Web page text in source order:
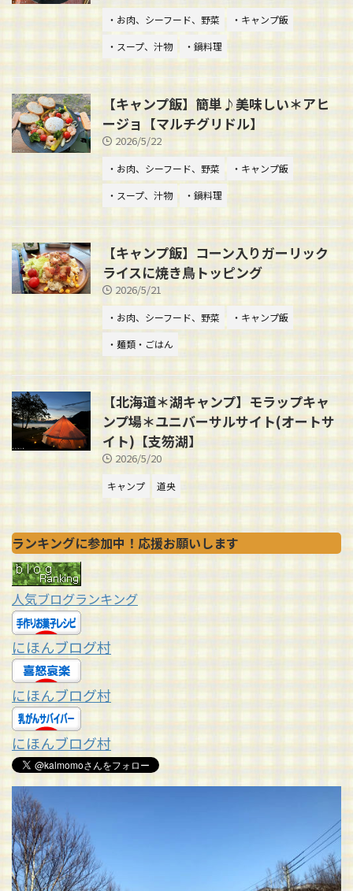
・お肉、シーフード、野菜
・キャンプ飯
・スープ、汁物
・鍋料理
【キャンプ飯】簡単♪美味しい＊アヒ
ージョ【マルチグリドル】
2026/5/22
・お肉、シーフード、野菜
・キャンプ飯
・スープ、汁物
・鍋料理
【キャンプ飯】コーン入りガーリック
ライスに焼き鳥トッピング
2026/5/21
・お肉、シーフード、野菜
・キャンプ飯
・麺類・ごはん
【北海道＊湖キャンプ】モラップキャ
ンプ場＊ユニバーサルサイト(オートサ
イト)【支笏湖】
2026/5/20
キャンプ 道央
ランキングに参加中！応援お願いします
人気ブログランキング
にほんブログ村
にほんブログ村
にほんブログ村